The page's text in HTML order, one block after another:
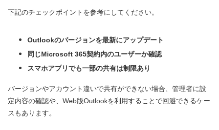
下記のチェックポイントを参考にしてください。
Outlookのバージョンを最新にアップデート
同じMicrosoft 365契約内のユーザーか確認
スマホアプリでも一部の共有は制限あり
バージョンやアカウント違いで共有ができない場合、管理者に設
定内容の確認や、Web版Outlookを利用することで回避できるケー
スもあります。